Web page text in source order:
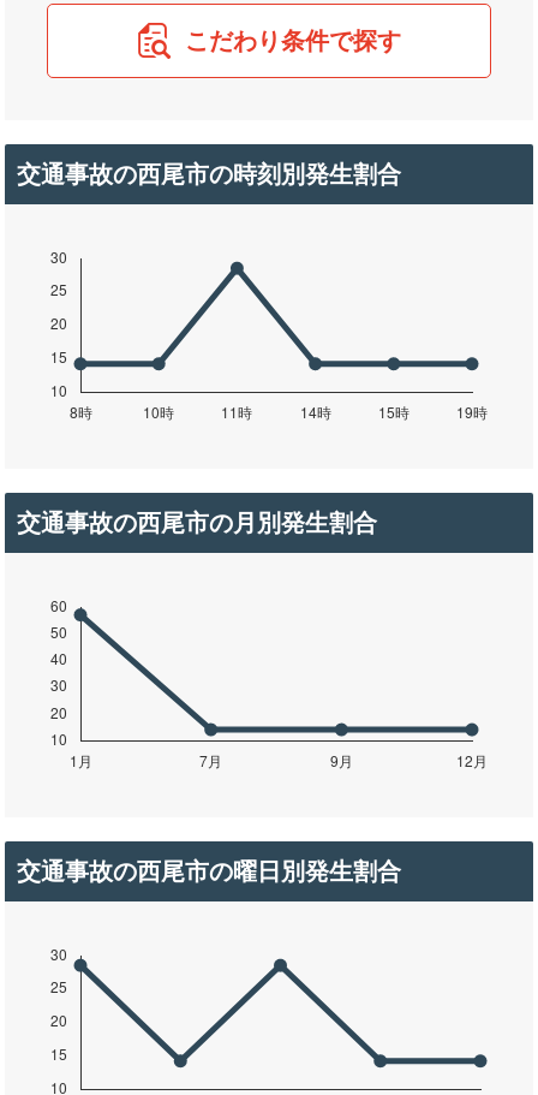
こだわり条件で探す
交通事故の西尾市の時刻別発生割合
交通事故の西尾市の月別発生割合
交通事故の西尾市の曜日別発生割合